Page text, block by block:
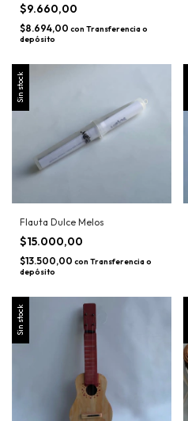
$9.660,00
$8.694,00 con Transferencia o
depósito
Sin stock
Flauta Dulce Melos
$15.000,00
$13.500,00 con Transferencia o
depósito
Sin stock